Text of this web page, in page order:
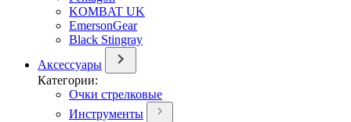
KOMBAT UK
EmersonGear
Black Stingray
Аксессуары
Категории:
Очки стрелковые
Инструменты